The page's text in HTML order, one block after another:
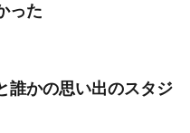
った
誰かの思い出のスタジ